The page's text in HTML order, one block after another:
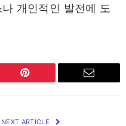
개인적인 발전에 도
Pinterest Email
NEXT ARTICLE